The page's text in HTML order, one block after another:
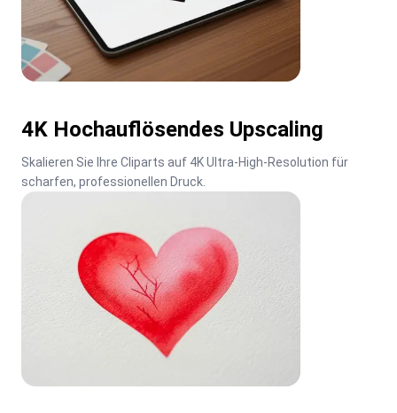
4K Hochauflösendes Upscaling
Skalieren Sie Ihre Cliparts auf 4K Ultra-High-Resolution für
scharfen, professionellen Druck.